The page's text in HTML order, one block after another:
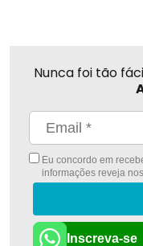
Nunca foi tão
Eu concordo em
informações reveja
Inscreva-se